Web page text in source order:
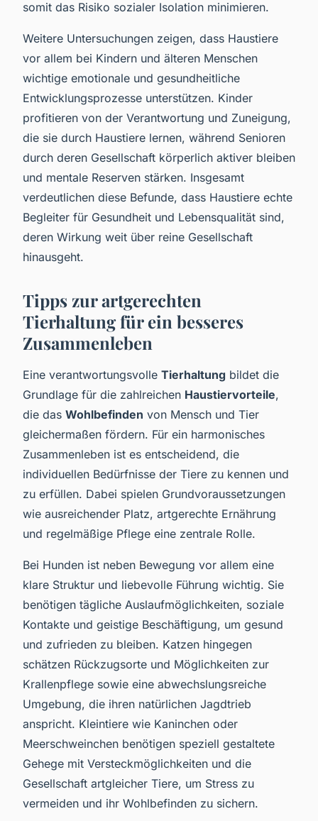
somit das Risiko sozialer Isolation minimieren.
Weitere Untersuchungen zeigen, dass Haustiere
vor allem bei Kindern und älteren Menschen
wichtige emotionale und gesundheitliche
Entwicklungsprozesse unterstützen. Kinder
profitieren von der Verantwortung und Zuneigung,
die sie durch Haustiere lernen, während Senioren
durch deren Gesellschaft körperlich aktiver bleiben
und mentale Reserven stärken. Insgesamt
verdeutlichen diese Befunde, dass Haustiere echte
Begleiter für Gesundheit und Lebensqualität sind,
deren Wirkung weit über reine Gesellschaft
hinausgeht.
Tipps zur artgerechten
Tierhaltung für ein besseres
Zusammenleben
Eine verantwortungsvolle Tierhaltung bildet die
Grundlage für die zahlreichen Haustiervorteile,
die das Wohlbefinden von Mensch und Tier
gleichermaßen fördern. Für ein harmonisches
Zusammenleben ist es entscheidend, die
individuellen Bedürfnisse der Tiere zu kennen und
zu erfüllen. Dabei spielen Grundvoraussetzungen
wie ausreichender Platz, artgerechte Ernährung
und regelmäßige Pflege eine zentrale Rolle.
Bei Hunden ist neben Bewegung vor allem eine
klare Struktur und liebevolle Führung wichtig. Sie
benötigen tägliche Auslaufmöglichkeiten, soziale
Kontakte und geistige Beschäftigung, um gesund
und zufrieden zu bleiben. Katzen hingegen
schätzen Rückzugsorte und Möglichkeiten zur
Krallenpflege sowie eine abwechslungsreiche
Umgebung, die ihren natürlichen Jagdtrieb
anspricht. Kleintiere wie Kaninchen oder
Meerschweinchen benötigen speziell gestaltete
Gehege mit Versteckmöglichkeiten und die
Gesellschaft artgleicher Tiere, um Stress zu
vermeiden und ihr Wohlbefinden zu sichern.